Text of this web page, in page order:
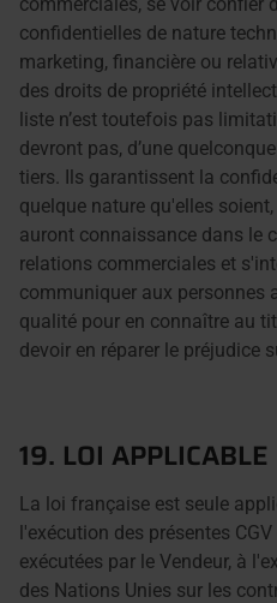
confidentielles de nature
marketing, financière ou
des droits de propriété
liste n’est toutefois pas
devront pas, d’une
tiers. Ils garantissent la
quelque nature qu'elles
auront connaissance dans le
relations commerciales et
communiquer aux personnes
qualité pour en connaître au
devoir en réparer le préjudice
19. LOI APPLICABLE
La loi française est seule
l'exécution des présentes
exécutées par le Vendeur, à
des Nations Unies sur les